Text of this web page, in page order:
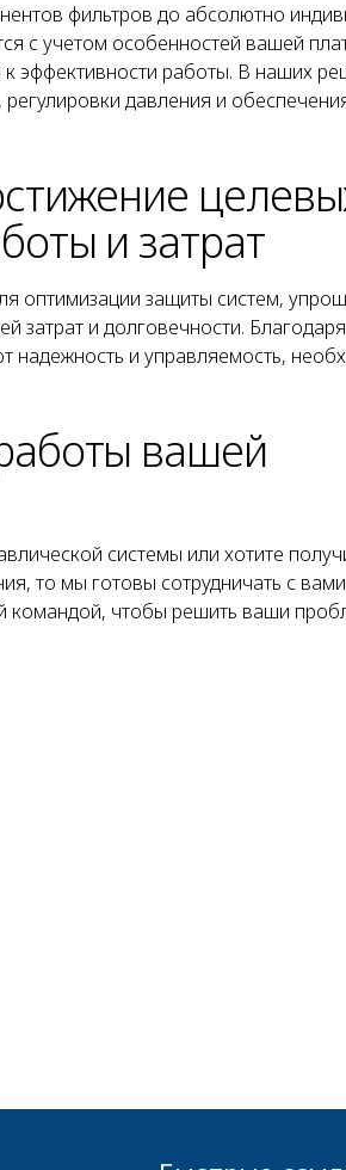
фильтров до абсолютно
с учетом особенностей вашей
эффективности работы. В наших
давления и
и затрат
оптимизации защиты систем,
затрат и долговечности.
надежность и управляемость,
вашей
системы или хотите
то мы готовы сотрудничать с
командой, чтобы решить ваши